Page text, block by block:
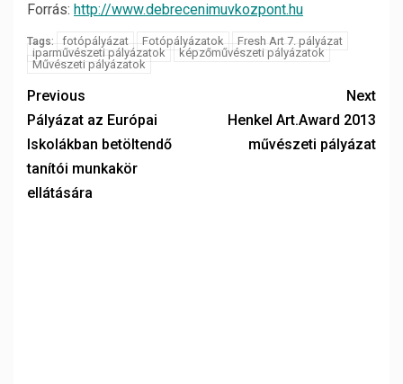
Forrás: http://www.debrecenimuvkozpont.hu
Tags: fotópályázat Fotópályázatok
Fresh Art 7. pályázat
iparművészeti pályázatok
képzőművészeti pályázatok
Művészeti pályázatok
Previous
Pályázat az Európai
Iskolákban betöltendő
tanítói munkakör
ellátására
Next
Henkel Art.Award 2013
művészeti pályázat